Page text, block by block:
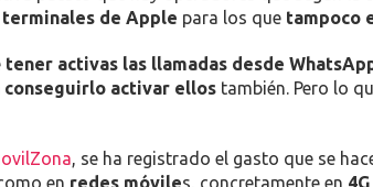
de datos
millones de usuarios que usan la
activar el famoso servicio en sus
puesto que hay operadores que según
terminales de Applepara los que tampoco